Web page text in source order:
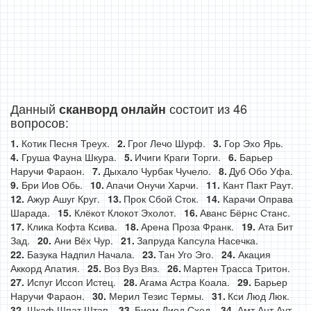
Данный сканворд онлайн состоит из 46
вопросов:
Котик Песня Треух. Грог Лечо Шурф.
Гор Эхо Ярь.
Груша Фауна Шкура.
Ичиги Краги Торги.
Барьер
Наручи Фараон.
Дыхало Чурбак Чучело.
Дуб Обо Уфа.
Бри Иов Обь.
Апачи Онучи Харчи.
Кант Пакт Раут.
Ажур Ашуг Круг.
Прок Сбой Сток.
Карачи Оправа
Шарада.
Клёкот Клокот Эхолот.
Аванс Бёрнс Станс.
Клика Кофта Ксива.
Арена Проза Франк.
Ата Бит
Зад.
Ани Вёх Чур.
Запруда Капсула Насечка.
Базука Надпил Начала.
Тан Уго Эго.
Акация
Аккорд Апатия.
Воз Вуз Вяз.
Мартен Трасса Тритон.
Испуг Иссоп Истец.
Агама Астра Коала.
Барьер
Наручи Фараон.
Мерил Тезис Термы.
Кси Люд Люк.